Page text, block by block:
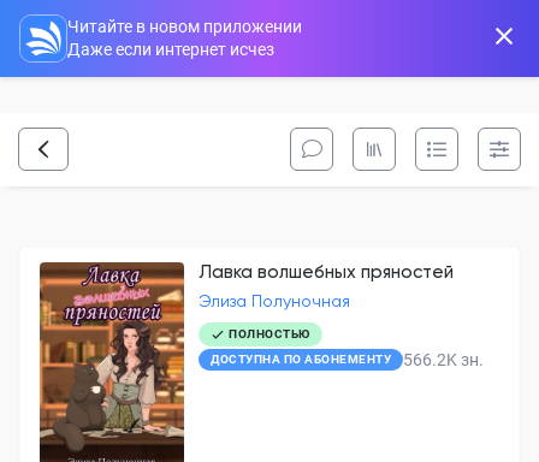
Читайте в новом приложении
Даже если интернет исчез
Лавка волшебных пряностей
Элиза Полуночная
ПОЛНОСТЬЮ
ДОСТУПНА ПО АБОНЕМЕНТУ
566.2K зн.